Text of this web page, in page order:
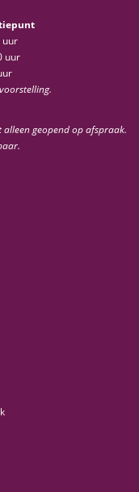
uur
uur
geopend op afspraak.